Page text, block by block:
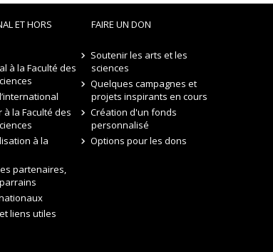
ET HORS
à la Faculté des
la Faculté des
à la
partenaires,
liens utiles
FAIRE UN DON
Soutenir les arts et les
sciences
Quelques campagnes et
projets inspirants en cours
Création d'un fonds
personnalisé
Options pour les dons